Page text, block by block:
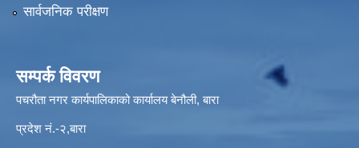
सार्वजनिक परीक्षण
सम्पर्क विवरण
पचरौता नगर कार्यपालिकाको कार्यालय बेनौली, बारा
प्रदेश नं.-२,बारा